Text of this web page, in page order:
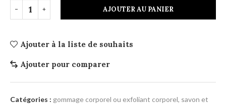
AJOUTER AU PANIER
Ajouter à la liste de souhaits
Ajouter pour comparer
Catégories : gommage corporel ou exfoliant corporel, savon et